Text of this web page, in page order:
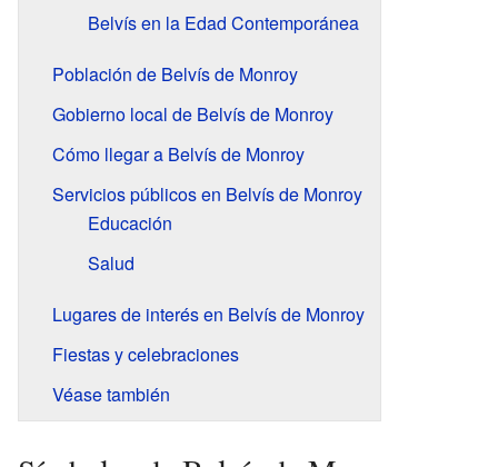
Belvís en la Edad Contemporánea
Población de Belvís de Monroy
Gobierno local de Belvís de Monroy
Cómo llegar a Belvís de Monroy
Servicios públicos en Belvís de Monroy
Educación
Salud
Lugares de interés en Belvís de Monroy
Fiestas y celebraciones
Véase también